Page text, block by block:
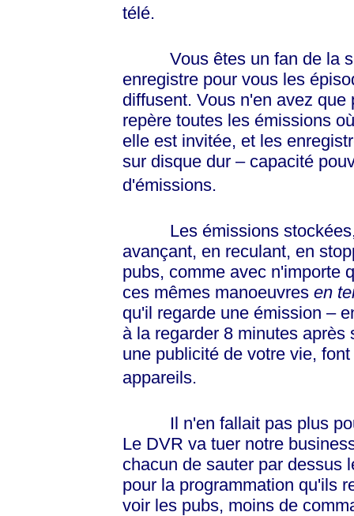
télé.
Vous êtes un fan de la
enregistre pour vous les
diffusent. Vous n'en avez
repère toutes les émissions
elle est invitée, et les
sur disque dur – capacité
d'émissions.
Les émissions stockées,
avançant, en reculant, en
pubs, comme avec n'importe
ces mêmes manoeuvres en
qu'il regarde une émission –
à la regarder 8 minutes
une publicité de votre vie,
appareils.
Il n'en fallait pas plus
Le DVR va tuer notre
chacun de sauter par dessus
pour la programmation qu'ils
voir les pubs, moins de